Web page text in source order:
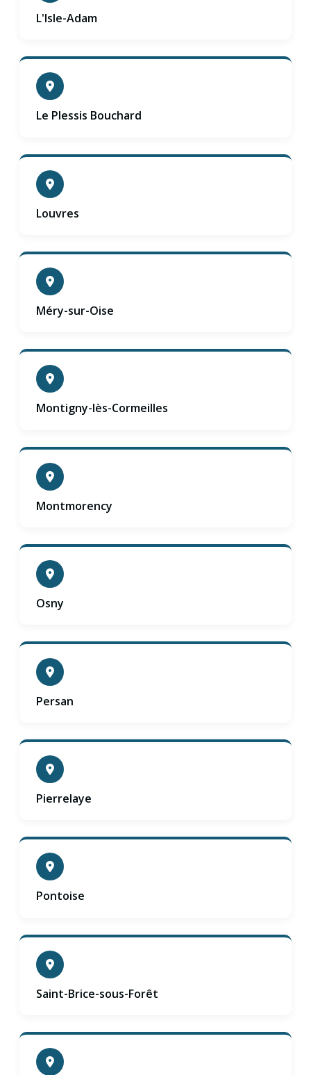
L'Isle-Adam
Le Plessis Bouchard
Louvres
Méry-sur-Oise
Montigny-lès-Cormeilles
Montmorency
Osny
Persan
Pierrelaye
Pontoise
Saint-Brice-sous-Forêt